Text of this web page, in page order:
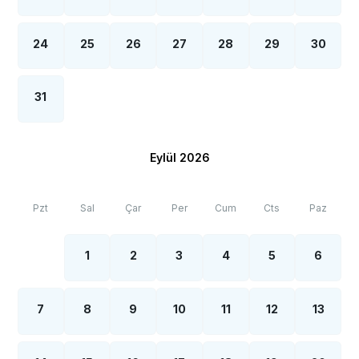
24 25 26 27 28 29 30
31
Eylül 2026
Pzt Sal Çar Per Cum Cts Paz
1 2 3 4 5 6
7 8 9 10 11 12 13